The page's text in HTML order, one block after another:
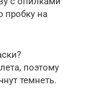
пробку на
поэтому
темнеть.